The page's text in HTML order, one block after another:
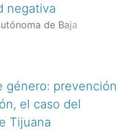
negativa
de Baja
de Economía y
género: prevención
el caso del
Tijuana